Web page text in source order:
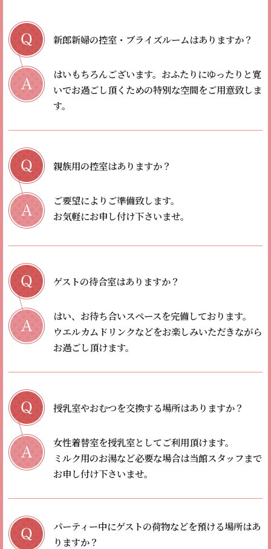
新郎新婦の控室・ブライズルームはありますか？
はいもちろんございます。 おふたりにゆったりと寛
いでお過ごし頂くための特別な空間をご用意致しま
す。
親族用の控室はありますか？
ご要望によりご準備致します。
お気軽にお申し付け下さいませ。
ゲストの待合室はありますか？
はい、お待ち合いスペースを完備しております。
ウエルカムドリンクなどをお楽しみいただきながら
お過ごし頂けます。
授乳室やおむつを交換する場所はありますか？
女性着替室を授乳室としてご利用頂けます。
ミルク用のお湯など必要な場合は当館スタッフまで
お申し付け下さいませ。
パーティー中にゲストの荷物などを預ける場所はあ
りますか？